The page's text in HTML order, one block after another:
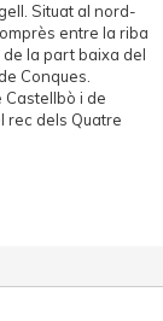
Situat al nord-
entre la riba
la part baixa del
Conques.
Castellbò i de
rec dels Quatre